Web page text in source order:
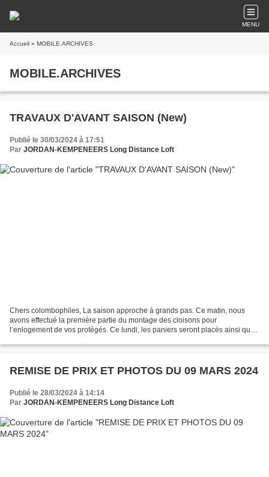
MENU
Accueil » MOBILE.ARCHIVES
MOBILE.ARCHIVES
TRAVAUX D'AVANT SAISON (New)
Publié le 30/03/2024 à 17:51
Par JORDAN-KEMPENEERS Long Distance Loft
Chers colombophiles, La saison approche à grands pas. Ce matin, nous
avons effectué la première partie du montage des cloisons pour
l’enlogement de vos protégés. Ce lundi, les paniers seront placés ainsi que
REMISE DE PRIX ET PHOTOS DU 09 MARS 2024
Publié le 28/03/2024 à 14:14
Par JORDAN-KEMPENEERS Long Distance Loft